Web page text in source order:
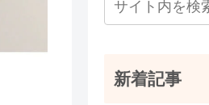
新着記事